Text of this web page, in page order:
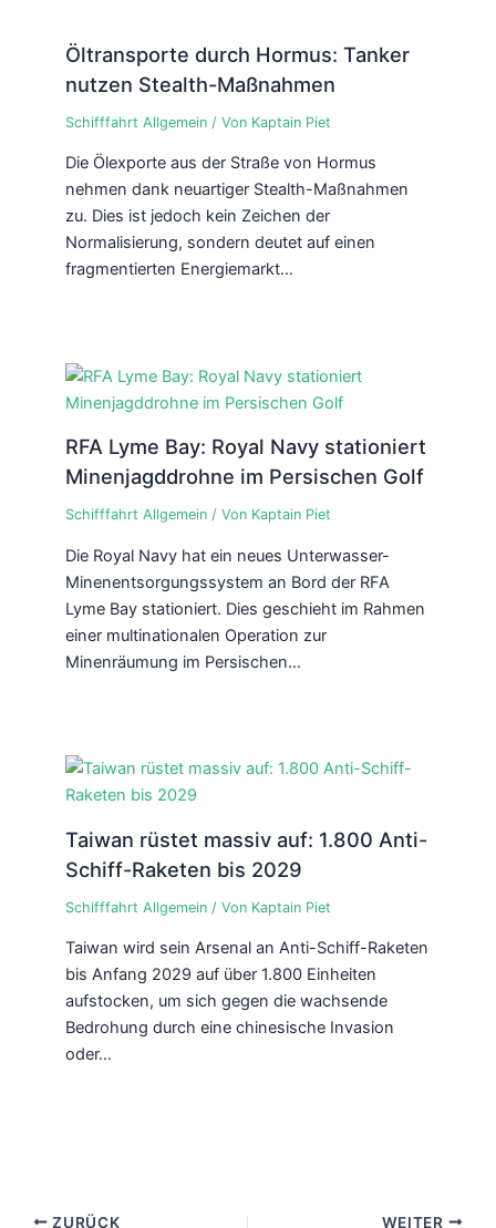
Öltransporte durch Hormus: Tanker
nutzen Stealth-Maßnahmen
Schifffahrt Allgemein/ Von Kaptain Piet
Die Ölexporte aus der Straße von Hormus
nehmen dank neuartiger Stealth-Maßnahmen
zu. Dies ist jedoch kein Zeichen der
Normalisierung, sondern deutet auf einen
fragmentierten Energiemarkt…
RFA Lyme Bay: Royal Navy stationiert
Minenjagddrohne im Persischen Golf
Schifffahrt Allgemein/ Von Kaptain Piet
Die Royal Navy hat ein neues Unterwasser-
Minenentsorgungssystem an Bord der RFA
Lyme Bay stationiert. Dies geschieht im Rahmen
einer multinationalen Operation zur
Minenräumung im Persischen…
Taiwan rüstet massiv auf: 1.800 Anti-
Schiff-Raketen bis 2029
Schifffahrt Allgemein/ Von Kaptain Piet
Taiwan wird sein Arsenal an Anti-Schiff-Raketen
bis Anfang 2029 auf über 1.800 Einheiten
aufstocken, um sich gegen die wachsende
Bedrohung durch eine chinesische Invasion
oder…
ZURÜCK WEITER